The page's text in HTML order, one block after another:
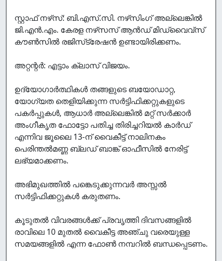
സ്റ്റാഫ് നഴ്‌സ്: ബി.എസ്.സി. നഴ്‌സിംഗ് അല്ലെങ്കില്‍
ജി.എന്‍.എം. കേരള നഴ്‌സസ് ആന്‍ഡ് മിഡ്വൈവ്‌സ്
കൗണ്‍സില്‍ രജിസ്‌ട്രേഷന്‍ ഉണ്ടായിരിക്കണം.
അറ്റന്റര്‍: എട്ടാം ക്ലാസ് വിജയം.
ഉദ്യോഗാര്‍ത്ഥികള്‍ തങ്ങളുടെ ബയോഡാറ്റ,
യോഗ്യത തെളിയിക്കുന്ന സര്‍ട്ടിഫിക്കറ്റുകളുടെ
പകര്‍പ്പുകള്‍, ആധാര്‍ അല്ലെങ്കില്‍ മറ്റ് സര്‍ക്കാര്‍
അംഗീകൃത ഫോട്ടോ പതിച്ച തിരിച്ചറിയല്‍ കാര്‍ഡ്
എന്നിവ ജൂലൈ 13-ന് വൈകീട്ട് നാലിനകം
പെരിന്തല്‍മണ്ണ ബ്ലഡ് ബാങ്ക് ഓഫീസില്‍ നേരിട്ട്
ലഭ്യമാക്കണം.
അഭിമുഖത്തില്‍ പങ്കെടുക്കുന്നവര്‍ അസ്സല്‍
സര്‍ട്ടിഫിക്കറ്റുകള്‍ കരുതണം.
കൂടുതല്‍ വിവരങ്ങള്‍ക്ക് പ്രവൃത്തി ദിവസങ്ങളില്‍
രാവിലെ 10 മുതല്‍ വൈകീട്ട അഞ്ചു വരെയുള്ള
സമയങ്ങളില്‍ എന്ന ഫോണ്‍ നമ്പറില്‍ ബന്ധപ്പെടണം.